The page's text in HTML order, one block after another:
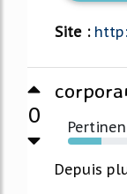
Site :
0
54%
Depuis